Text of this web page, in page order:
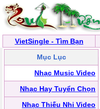
VietSingle - Tìm Bạn
Mục Lục
Nhạc Music Video
Nhạc Hay Tuyển Chọn
Nhạc Thiếu Nhi Video